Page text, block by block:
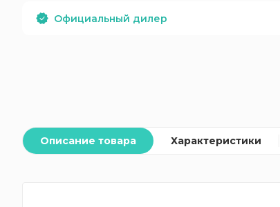
Официальный дилер
Описание товара Характеристики